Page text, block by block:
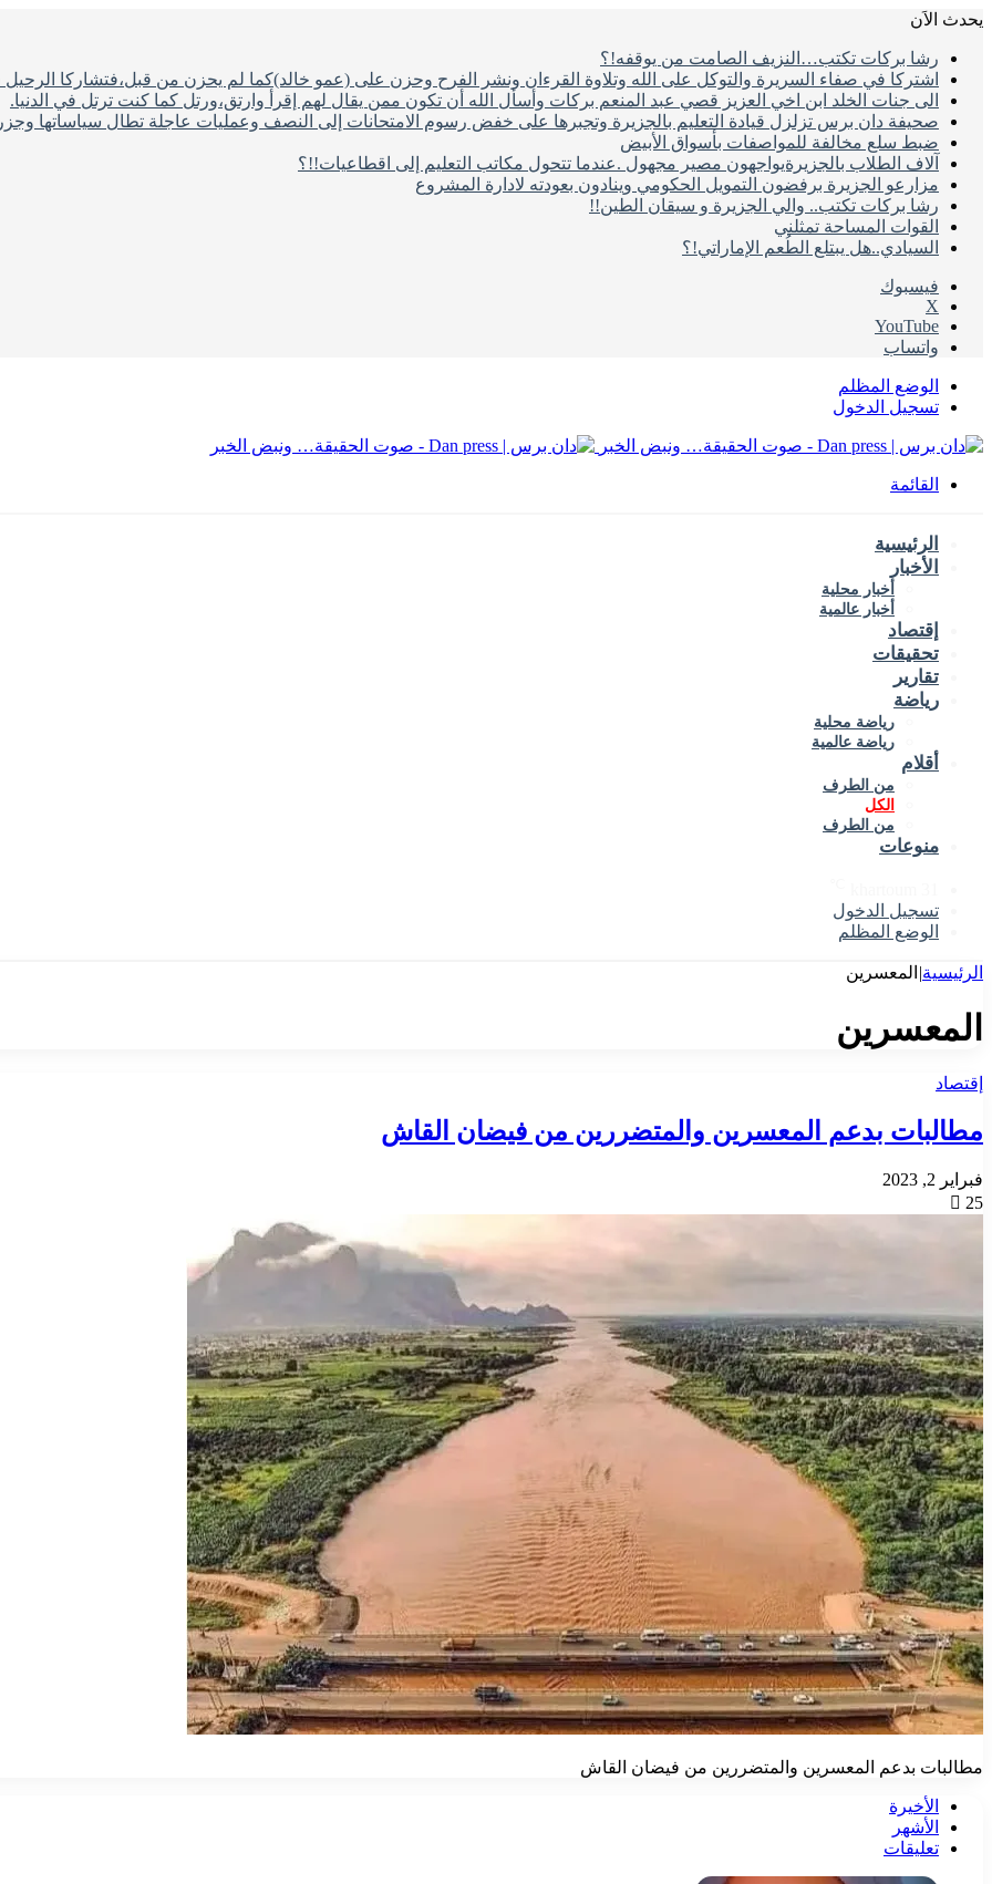
يحدث الاَن
رشا بركات تكتب…النزيف الصامت من يوقفه!؟
اشتركا في صفاء السريرة والتوكل على الله وتلاوة القرءان ونشر الفرح وحزن على (عمو خالد)كما لم يحزن من قبل،فتشاركا الرحيل
الى جنات الخلد ابن اخي العزيز قصي عبد المنعم بركات وأسأل الله أن تكون ممن يقال لهم إقرأ وارتق،ورتل كما كنت ترتل في الدنيا.
صحيفة دان برس تزلزل قيادة التعليم بالجزيرة وتجبرها على خفض رسوم الامتحانات إلى النصف وعمليات عاجلة تطال سياساتها
ضبط سلع مخالفة للمواصفات بأسواق الأبيض
آلاف الطلاب بالجزيرةيواجهون مصير مجهول .عندما تتحول مكاتب التعليم إلى اقطاعيات!!؟
مزارعو الجزيرة برفضون التمويل الحكومي وينادون بعودته لادارة المشروع
رشا بركات تكتب.. والي الجزيرة و سيقان الطين!!
القوات المساحة تمثلني
السيادي..هل يبتلع الطُعم الإماراتي!؟
فيسبوك
‫X
‫YouTube
واتساب
الوضع المظلم
تسجيل الدخول
القائمة
الرئيسية
الأخبار
أخبار محلية
أخبار عالمية
إقتصاد
تحقيقات
تقارير
رياضة
رياضة محلية
رياضة عالمية
أقلام
من الطرف
الكل
من الطرف
منوعات
تسجيل الدخول
الوضع المظلم
الرئيسية| المعسرين
المعسرين
إقتصاد
مطالبات بدعم المعسرين والمتضررين من فيضان القاش
فبراير 2, 2023
25
مطالبات بدعم المعسرين والمتضررين من فيضان القاش
الأخيرة
الأشهر
تعليقات